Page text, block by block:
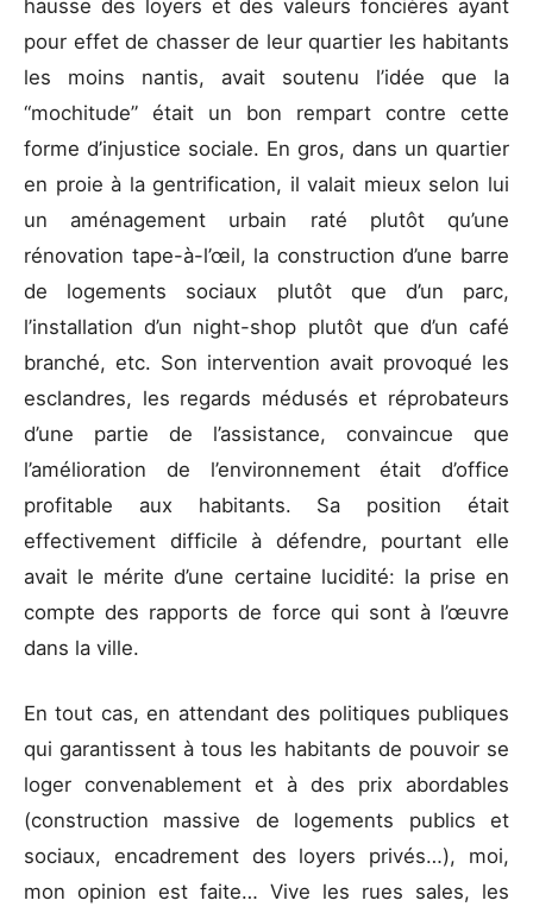
hausse des loyers et des valeurs foncières ayant
pour effet de chasser de leur quartier les habitants
les moins nantis, avait soutenu l’idée que la
“mochitude” était un bon rempart contre cette
forme d’injustice sociale. En gros, dans un quartier
en proie à la gentrification, il valait mieux selon lui
un aménagement urbain raté plutôt qu’une
rénovation tape-à-l’œil, la construction d’une barre
de logements sociaux plutôt que d’un parc,
l’installation d’un night-shop plutôt que d’un café
branché, etc. Son intervention avait provoqué les
esclandres, les regards médusés et réprobateurs
d’une partie de l’assistance, convaincue que
l’amélioration de l’environnement était d’office
profitable aux habitants. Sa position était
effectivement difficile à défendre, pourtant elle
avait le mérite d’une certaine lucidité: la prise en
compte des rapports de force qui sont à l’œuvre
dans la ville.
En tout cas, en attendant des politiques publiques
qui garantissent à tous les habitants de pouvoir se
loger convenablement et à des prix abordables
(construction massive de logements publics et
sociaux, encadrement des loyers privés…), moi,
mon opinion est faite… Vive les rues sales, les